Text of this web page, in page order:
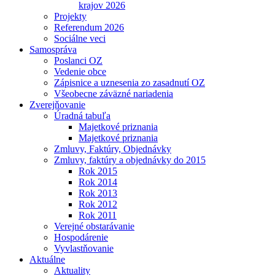
krajov 2026
Projekty
Referendum 2026
Sociálne veci
Samospráva
Poslanci OZ
Vedenie obce
Zápisnice a uznesenia zo zasadnutí OZ
Všeobecne záväzné nariadenia
Zverejňovanie
Úradná tabuľa
Majetkové priznania
Majetkové priznania
Zmluvy, Faktúry, Objednávky
Zmluvy, faktúry a objednávky do 2015
Rok 2015
Rok 2014
Rok 2013
Rok 2012
Rok 2011
Verejné obstarávanie
Hospodárenie
Vyvlastňovanie
Aktuálne
Aktuality